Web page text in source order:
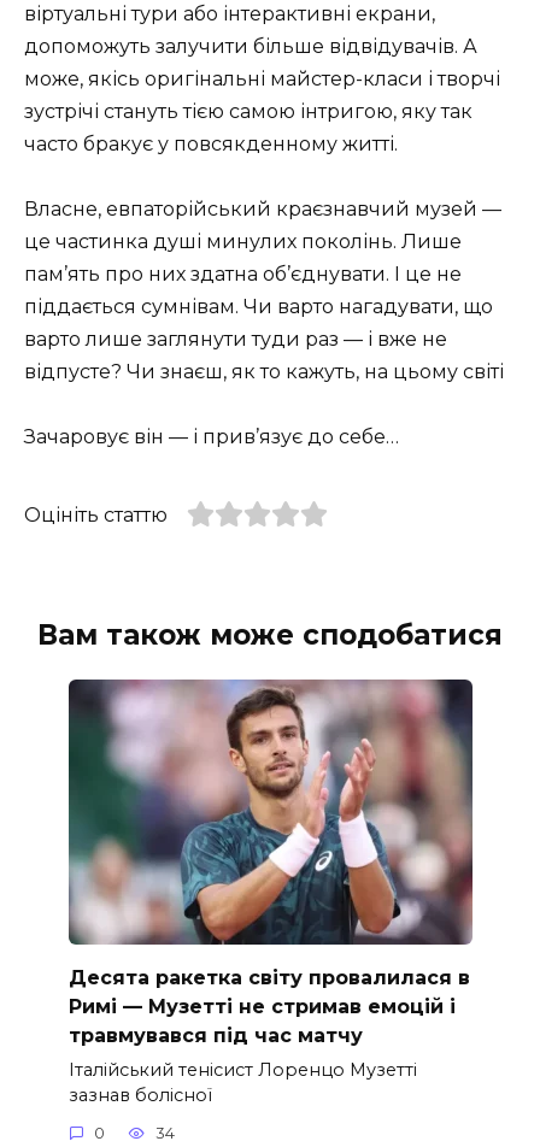
віртуальні тури або інтерактивні екрани,
допоможуть залучити більше відвідувачів. А
може, якісь оригінальні майстер-класи і творчі
зустрічі стануть тією самою інтригою, яку так
часто бракує у повсякденному житті.
Власне, евпаторійський краєзнавчий музей —
це частинка душі минулих поколінь. Лише
пам’ять про них здатна об’єднувати. І це не
піддається сумнівам. Чи варто нагадувати, що
варто лише заглянути туди раз — і вже не
відпусте? Чи знаєш, як то кажуть, на цьому світі
Зачаровує він — і прив’язує до себе…
Оцініть статтю
Вам також може сподобатися
Десята ракетка світу провалилася в
Римі — Музетті не стримав емоцій і
травмувався під час матчу
Італійський тенісист Лоренцо Музетті
зазнав болісної
0 34